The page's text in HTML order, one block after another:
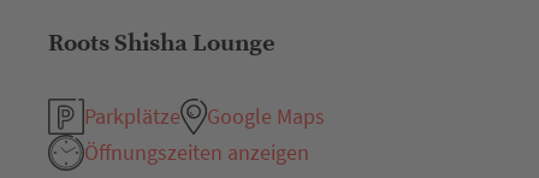
Roots Shisha Lounge
Parkplätze
Google Maps
Öffnungszeiten anzeigen